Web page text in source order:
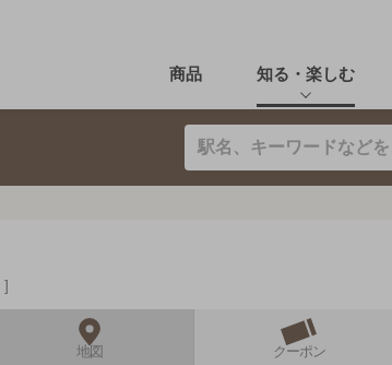
商品 知る・楽しむ
地図 クーポン